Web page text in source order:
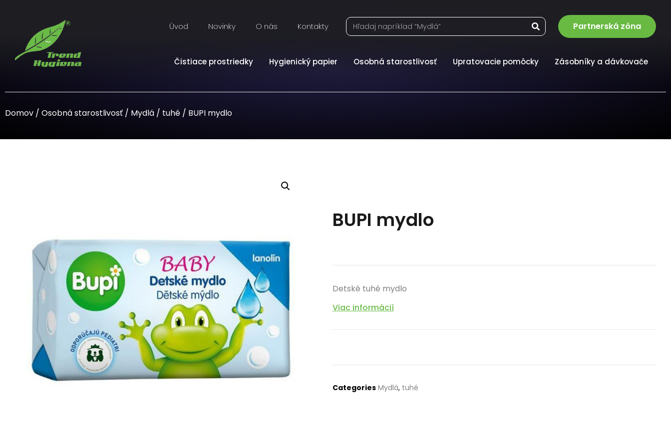
Úvod Novinky O nás Kontakty Partnerská zóna
Čistiace prostriedky Hygienický papier Osobná starostlivosť Upratovacie pomôcky Zásobníky a dávkovače
Domov / Osobná starostlivosť / Mydlá / tuhé / BUPI mydlo
BUPI mydlo
Detské tuhé mydlo
Viac informácií
Categories Mydlá, tuhé